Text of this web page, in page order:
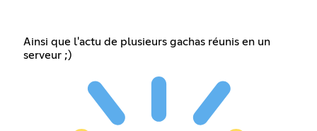
Ainsi que l'actu de plusieurs gachas réunis en un
serveur ;)